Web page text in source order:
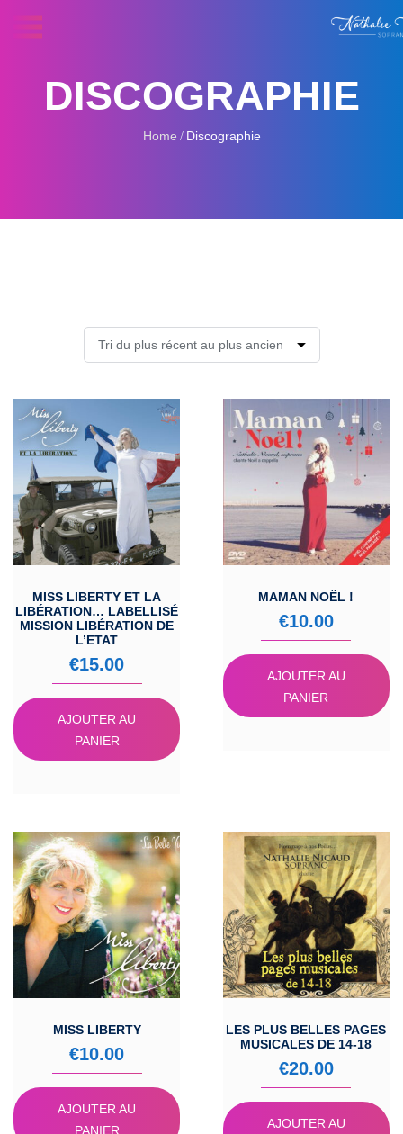
DISCOGRAPHIE
Home Discographie
MISS LIBERTY ET LA
LIBÉRATION… LABELLISÉ
MISSION LIBÉRATION DE
L’ETAT
€15.00
AJOUTER AU
PANIER
MAMAN NOËL !
€10.00
AJOUTER AU
PANIER
MISS LIBERTY
€10.00
AJOUTER AU
PANIER
LES PLUS BELLES PAGES
MUSICALES DE 14-18
€20.00
AJOUTER AU